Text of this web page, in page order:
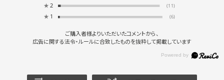
★ 2 (11)
★ 1 (6)
ご購入者様よりいただいたコメントから、
広告に関する法令・ルールに合致したものを抜粋して掲載しています